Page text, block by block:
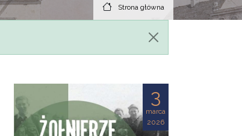
Strona główna
3
marca
2026